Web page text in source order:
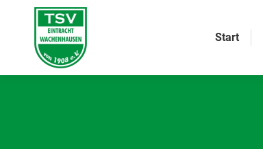
Start